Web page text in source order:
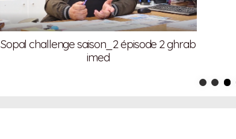
Sopal challenge saison_2 épisode 2 ghrab
imed